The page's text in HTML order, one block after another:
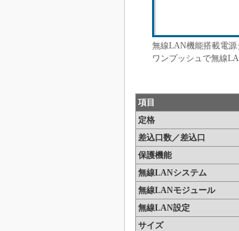
無線LAN機能搭載電源
ワンプッシュで無線
項目
定格
差込口数／差込口
保護機能
無線LANシステム
無線LANモジュール
無線LAN設定
サイズ